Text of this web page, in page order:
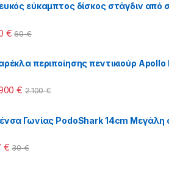
εύκαμπτος δίσκος στάγδιν από
€ 60€
περιποίησης πεντικιούρ
€ 2.100€
Γωνίας PodoShark 14cm Μεγάλη
€ 30€